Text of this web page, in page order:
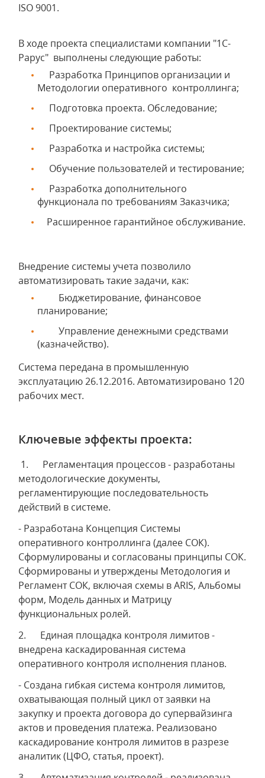
ISO 9001.
В ходе проекта специалистами компании "1С-
Рарус" выполнены следующие работы:
Разработка Принципов организации и
Методологии оперативного контроллинга;
Подготовка проекта. Обследование;
Проектирование системы;
Разработка и настройка системы;
Обучение пользователей и тестирование;
Разработка дополнительного
функционала по требованиям Заказчика;
Расширенное гарантийное обслуживание.
Внедрение системы учета позволило
автоматизировать такие задачи, как:
Бюджетирование, финансовое
планирование;
Управление денежными средствами
(казначейство).
Система передана в промышленную
эксплуатацию 26.12.2016. Автоматизировано 120
рабочих мест.
Ключевые эффекты проекта:
1. Регламентация процессов - разработаны
методологические документы,
регламентирующие последовательность
действий в системе.
- Разработана Концепция Системы
оперативного контроллинга (далее СОК).
Сформулированы и согласованы принципы СОК.
Сформированы и утверждены Методология и
Регламент СОК, включая схемы в ARIS, Альбомы
форм, Модель данных и Матрицу
функциональных ролей.
2. Единая площадка контроля лимитов -
внедрена каскадированная система
оперативного контроля исполнения планов.
- Создана гибкая система контроля лимитов,
охватывающая полный цикл от заявки на
закупку и проекта договора до супервайзинга
актов и проведения платежа. Реализовано
каскадирование контроля лимитов в разрезе
аналитик (ЦФО, статья, проект).